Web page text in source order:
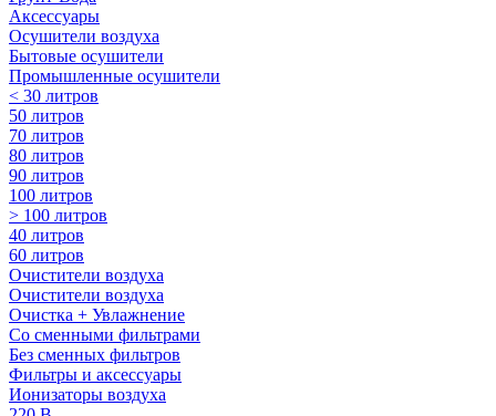
Аксессуары
Осушители воздуха
Бытовые осушители
Промышленные осушители
< 30 литров
50 литров
70 литров
80 литров
90 литров
100 литров
> 100 литров
40 литров
60 литров
Очистители воздуха
Очистители воздуха
Очистка + Увлажнение
Cо сменными фильтрами
Без сменных фильтров
Фильтры и аксессуары
Ионизаторы воздуха